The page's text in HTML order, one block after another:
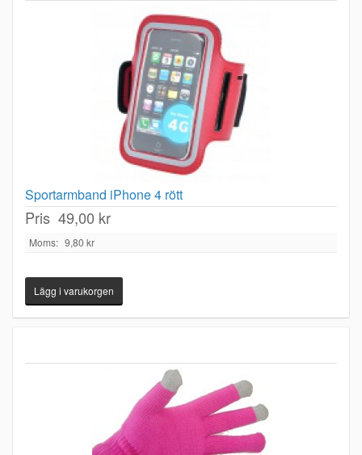
Sportarmband iPhone 4 rött
Pris 49,00 kr
Moms: 9,80 kr